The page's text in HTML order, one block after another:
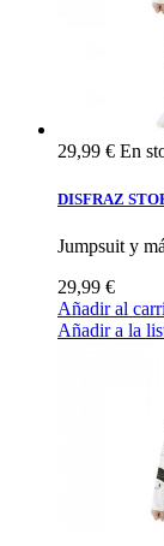
29,99 € En
DISFRAZ
Jumpsuit y
29,99 €
Añadir al
Añadir a la